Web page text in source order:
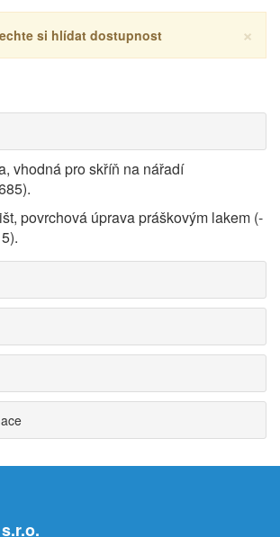
×
si hlídat dostupnost
vhodná pro skříň na nářadí
povrchová úprava práškovým lakem (-